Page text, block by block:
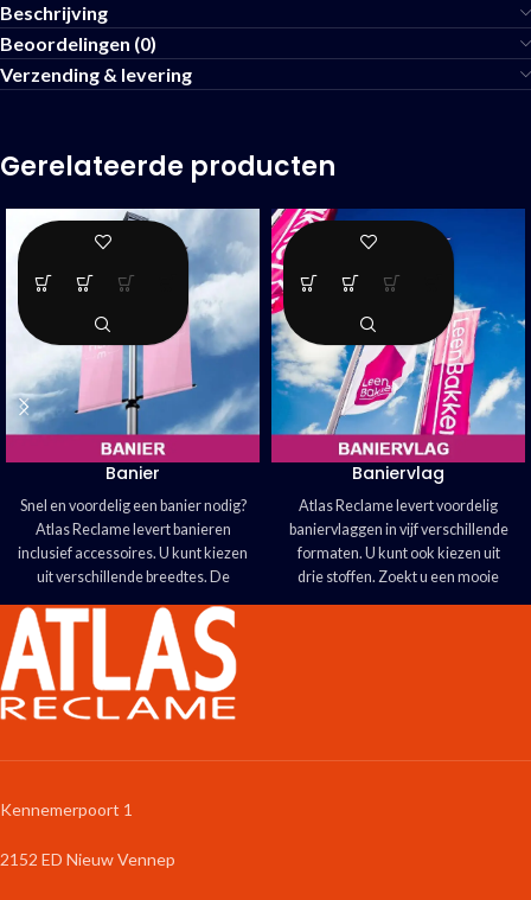
Beschrijving
Beoordelingen (0)
Verzending & levering
Gerelateerde producten
Banier
Snel en voordelig een banier nodig?
Atlas Reclame levert banieren
inclusief accessoires. U kunt kiezen
uit verschillende breedtes. De
banier is leverbaar in binnen en
buitenkwaliteit, met
B1-
certificering.
Wij helpen u graag met uw
ontwerp
Baniervlag
Atlas Reclame levert voordelig
baniervlaggen in vijf verschillende
formaten. U kunt ook kiezen uit
drie stoffen. Zoekt u een mooie
blikvanger? Kies voor een
Kennemerpoort 1
2152 ED Nieuw Vennep